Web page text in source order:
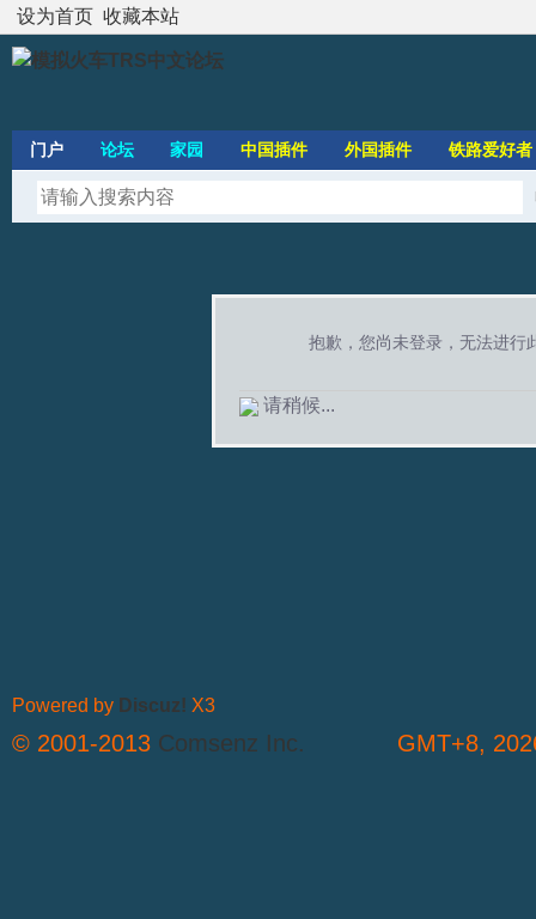
设为首页 收藏本站
门户 论坛 家园 中国插件 外国插件 铁路爱好者
抱歉，您尚未登录，无法进行
请稍候...
GMT+8,
Powered by Discuz! X3
© 2001-2013 Comsenz Inc.